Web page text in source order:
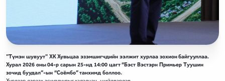
"Түмэн шувуут" ХК Хувьцаа эзэмшигчдийн ээлжит хурлаа зохион байгууллаа.
Хурал 2026 оны 04-р сарын 25-нд 14:00 цагт “Бэст Вэстэрн Примьер Туушин
зочид буудал”-ын “Соёмбо” танхимд боллоо.